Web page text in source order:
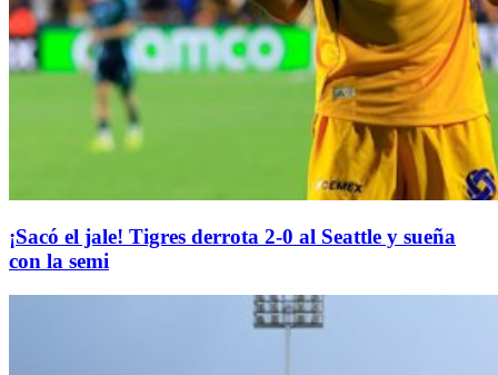
¡Sacó el jale! Tigres derrota 2-0 al Seattle y sueña
con la semi